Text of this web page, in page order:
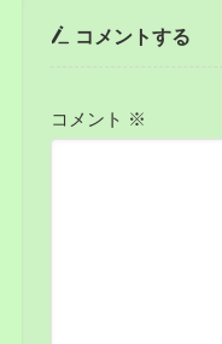
コメントする
コメント ※